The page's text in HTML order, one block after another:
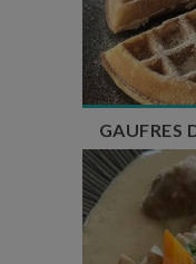
Nombre de
GAUFRES